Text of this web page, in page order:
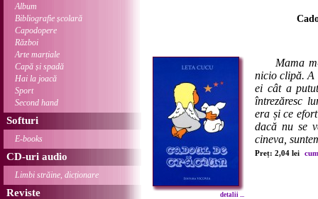
Album
Bibliografie școlară
Capodopere
Război
Arte marțiale
Capă și spadă
Hai la joacă
Sport
Second hand
Softuri
E-books
CD-uri audio
Limbi străine, dicționare
Reviste detalii ...
Mama
nicio clipă. A
ei cât a
întrezăresc
era și ce
dacă nu se
cineva,
Preț: 2,04 lei